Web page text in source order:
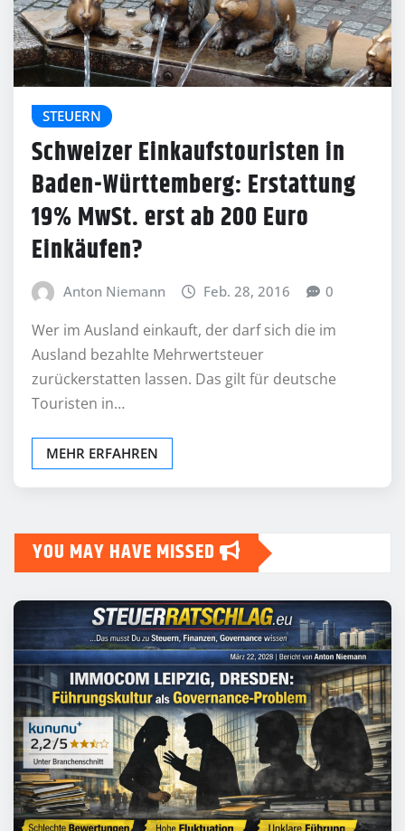
STEUERN
Schweizer Einkaufstouristen in
Baden-Württemberg: Erstattung
19% MwSt. erst ab 200 Euro
Einkäufen?
Anton Niemann Feb. 28, 2016 0
Wer im Ausland einkauft, der darf sich die im
Ausland bezahlte Mehrwertsteuer
zurückerstatten lassen. Das gilt für deutsche
Touristen in…
MEHR ERFAHREN
YOU MAY HAVE MISSED